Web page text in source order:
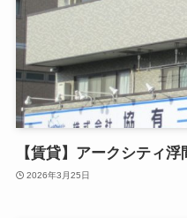
【賃貸】アークシティ
2026年3月25日